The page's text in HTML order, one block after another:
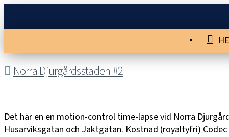
Norra Djurgårdsstaden #2
Det här en en motion-control time-lapse vid Norra
Husarviksgatan och Jaktgatan. Kostnad (royaltyfri)